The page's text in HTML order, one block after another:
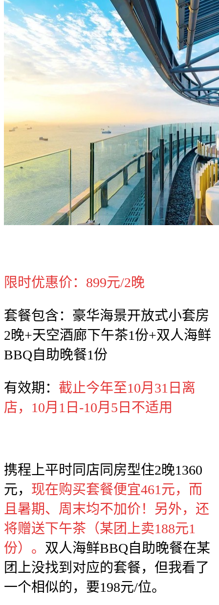
限时优惠价：899元/2晚
套餐包含：豪华海景开放式小套房
2晚+天空酒廊下午茶1份+双人海鲜
BBQ自助晚餐1份
有效期： 截止今年至10月31日离
店，10月1日-10月5日不适用
携程上平时同店同房型住2晚1360
元， 现在购买套餐便宜461元，而
且暑期、周末均不加价！另外，还
将赠送下午茶（某团上卖188元1
份）。 双人海鲜BBQ自助晚餐在某
团上没找到对应的套餐，但我看了
一个相似的，要198元/位。